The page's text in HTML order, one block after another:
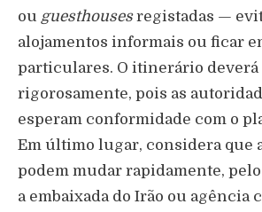
ou guesthousesregistadas —
alojamentos informais ou ficar
particulares. O itinerário deverá
rigorosamente, pois as
esperam conformidade com o
Em último lugar, considera que
podem mudar rapidamente,
a embaixada do Irão ou agência